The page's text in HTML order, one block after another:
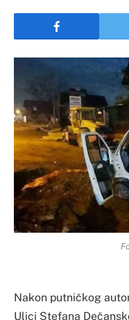
Nakon putničkog
Ulici Stefana